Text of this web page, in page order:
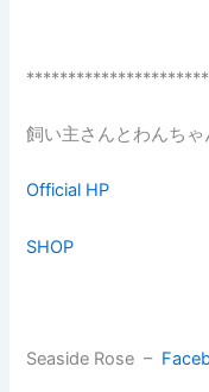
飼い主さんとわんち
Official HP
SHOP
Seaside Rose –